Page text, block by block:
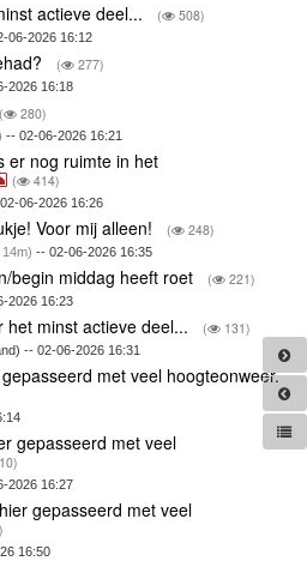
actieve deel... ( 508)
06-2026 16:12
( 277)
2026 16:18
( 280)
-- 02-06-2026 16:21
er nog ruimte in het
( 414)
06-2026 16:26
Voor mij alleen! ( 248)
-- 02-06-2026 16:35
begin middag heeft roet ( 221)
2026 16:23
het minst actieve deel... ( 131)
-- 02-06-2026 16:31
met veel hoogteonweer.
gepasseerd met veel
2026 16:27
gepasseerd met veel
16:50